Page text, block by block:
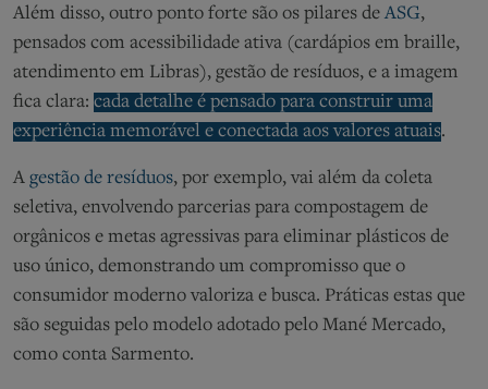
Além disso, outro ponto forte são os pilares de ASG,
pensados com acessibilidade ativa (cardápios em braille,
atendimento em Libras), gestão de resíduos, e a imagem
fica clara: cada detalhe é pensado para construir uma
experiência memorável e conectada aos valores atuais.
A gestão de resíduos, por exemplo, vai além da coleta
seletiva, envolvendo parcerias para compostagem de
orgânicos e metas agressivas para eliminar plásticos de
uso único, demonstrando um compromisso que o
consumidor moderno valoriza e busca. Práticas estas que
são seguidas pelo modelo adotado pelo Mané Mercado,
como conta Sarmento.